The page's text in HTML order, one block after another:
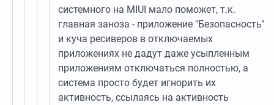
системного на MIUI мало поможет, т.к.
главная заноза - приложение "Безопасность"
и куча ресиверов в отключаемых
приложениях не дадут даже усыпленным
приложениям отключаться полностью, а
система просто будет игнорить их
активность, ссылаясь на активность